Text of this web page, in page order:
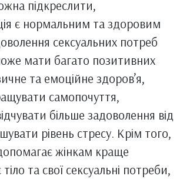
підкреслити,
є нормальним та здоровим
сексуальних потреб
мати багато позитивних
та емоційне здоров’я,
самопочуття,
більше задоволення від
рівень стресу. Крім того,
жінкам краще
та свої сексуальні потреби,